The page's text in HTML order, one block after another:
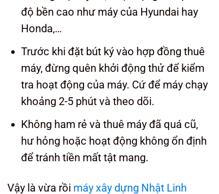
độ bền cao như máy của Hyundai hay
Honda,…
Trước khi đặt bút ký vào hợp đồng thuê
máy, đừng quên khởi động thử để kiểm
tra hoạt động của máy. Cứ để máy chạy
khoảng 2-5 phút và theo dõi.
Không ham rẻ và thuê máy đã quá cũ,
hư hỏng hoặc hoạt động không ổn định
để tránh tiền mất tật mang.
Vậy là vừa rồi máy xây dựng Nhật Linh